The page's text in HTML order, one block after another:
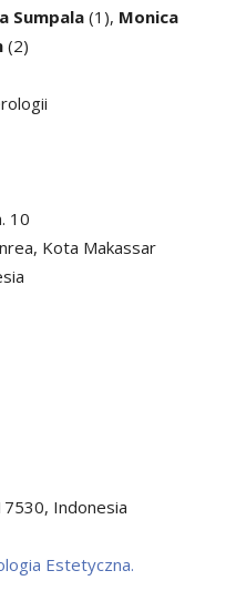
Sumpala(1), Monica
(2)
10
Kota Makassar
Indonesia
Estetyczna.